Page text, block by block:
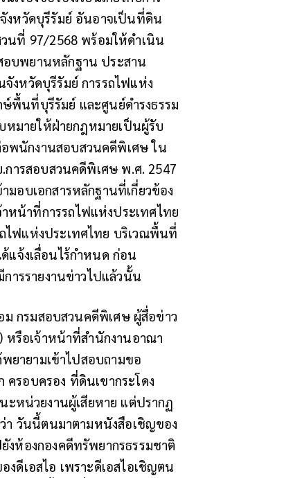
งหวัดบุรีรัมย์ อันอาจเป็นที่ดิน
นที่ 97/2568 พร้อมให้ดำเนิน
อบพยานหลักฐาน ประสาน
งหวัดบุรีรัมย์ การรถไฟแห่ง
ษ์พื้นที่บุรีรัมย์ และศูนย์ดำรงธรรม
หมายให้ฝ่ายกฎหมายเป็นผู้รับ
อพนักงานสอบสวนคดีพิเศษ ใน
ารสอบสวนคดีพิเศษ พ.ศ. 2547
อบเอกสารหลักฐานที่เกี่ยวข้อง
หน้าที่การรถไฟแห่งประเทศไทย
ไฟแห่งประเทศไทย บริเวณพื้นที่
แจ้งเลื่อนไร้กำหนด ก่อน
ารรายงานข่าวไปแล้วนั้น
ม กรมสอบสวนคดีพิเศษ ผู้สื่อข่าว
หรือเจ้าหน้าที่สำนักงานอาณา
ยายามเข้าไปสอบถามขอ
รอบครอง ที่ดินเขากระโดง
ะหน่วยงานผู้เสียหาย แต่ปรากฏ
า วันนี้ตนมาตามหนังสือเชิญของ
งห้องกองคดีทรัพยากรธรรมชาติ
ดีเอสไอ เพราะดีเอสไอเชิญตน